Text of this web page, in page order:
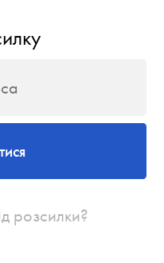
розсилки?